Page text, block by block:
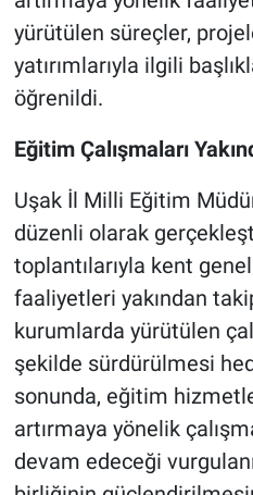
yürütülen süreçler,
yatırımlarıyla ilgili
öğrenildi.
Eğitim Çalışmaları
Uşak İl Milli Eğitim
düzenli olarak
toplantılarıyla kent
faaliyetleri yakından
kurumlarda yürütülen
şekilde sürdürülmesi
sonunda, eğitim
artırmaya yönelik
devam edeceği